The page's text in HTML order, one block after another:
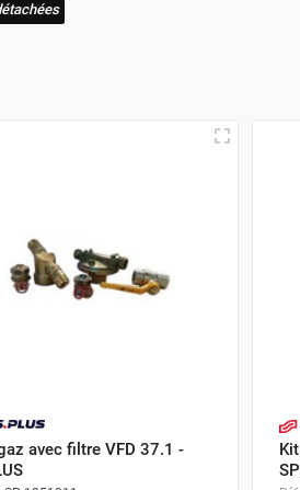
avec filtre VFD 37.1 -